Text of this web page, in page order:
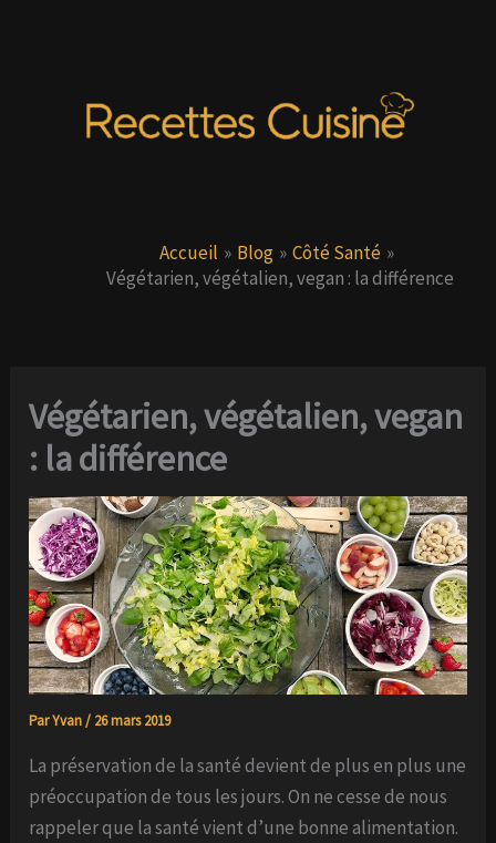
Accueil Blog
Côté Santé
Végétarien, végétalien, vegan : la différence
Végétarien, végétalien, vegan
: la différence
ParYvan/ 26 mars 2019
La préservation de la santé devient de plus en plus une
préoccupation de tous les jours. On ne cesse de nous
rappeler que la santé vient d’une bonne alimentation.